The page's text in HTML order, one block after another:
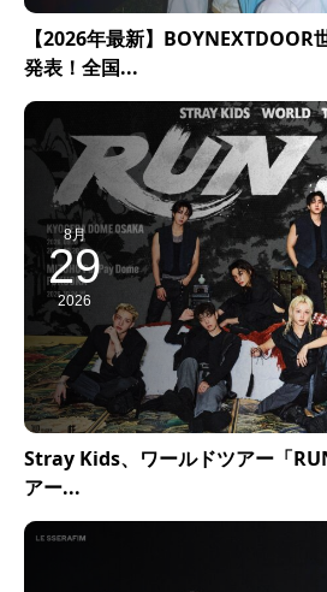
【2026年最新】
発表！全国...
8月
29
2026
Stray Kids、ワールドツアー「
アー...